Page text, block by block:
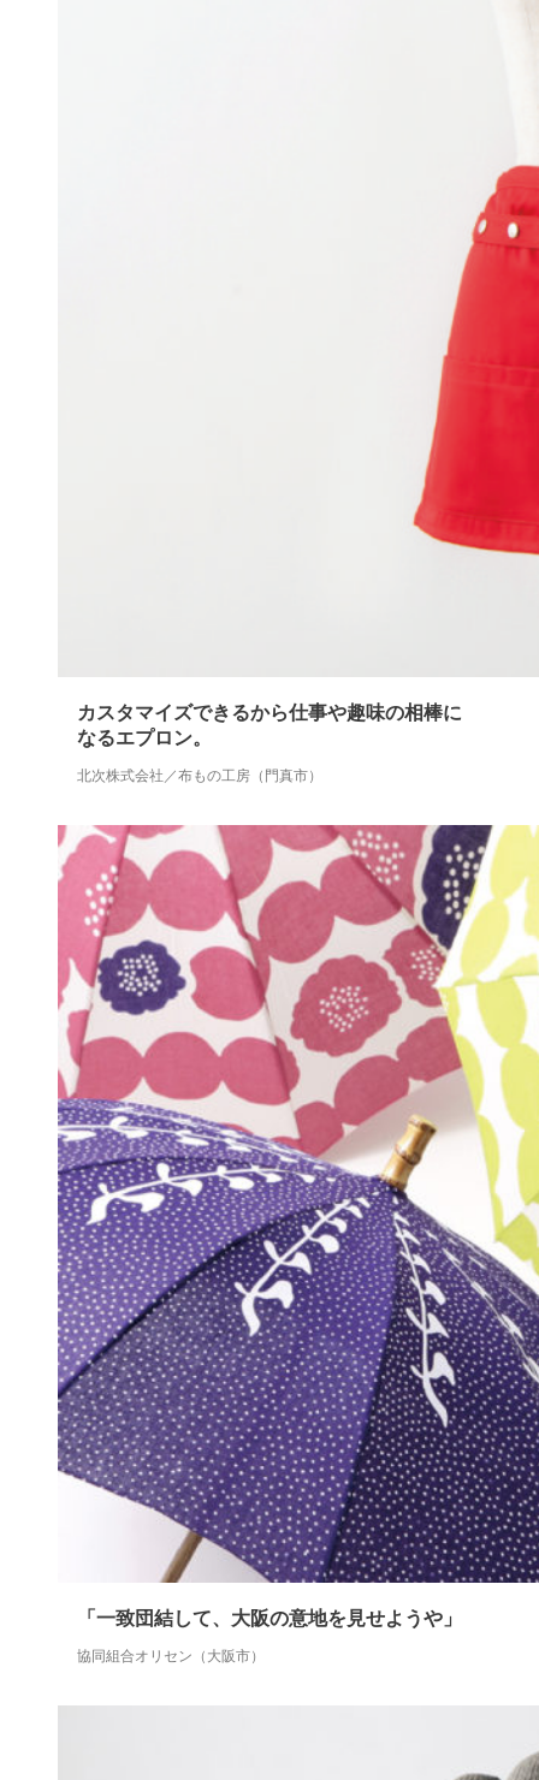
カスタマイズできるから仕事や趣味の相棒に
なるエプロン。
北次株式会社／布もの工房（門真市）
「一致団結して、大阪の意地を見せようや」
協同組合オリセン（大阪市）